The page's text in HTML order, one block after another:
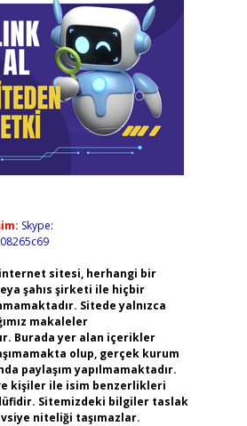
Skype:
sitesi, herhangi bir
şahıs şirketi ile hiçbir
Sitede yalnızca
makaleler
Burada yer alan içerikler
olup, gerçek kurum
paylaşım yapılmamaktadır.
kişiler ile isim benzerlikleri
Sitemizdeki bilgiler taslak
niteliği taşımazlar.